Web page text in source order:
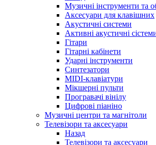
Музичні інструменти та
Аксесуари для клавішних
Акустичні системи
Активні акустичні
Гітари
Гітарні кабінети
Ударні інструменти
Синтезатори
MIDI-клавіатури
Мікшерні пульти
Програвачі вінілу
Цифрові піаніно
Музичні центри та магнітоли
Телевізори та аксесуари
Назад
Телевізори та аксесуари